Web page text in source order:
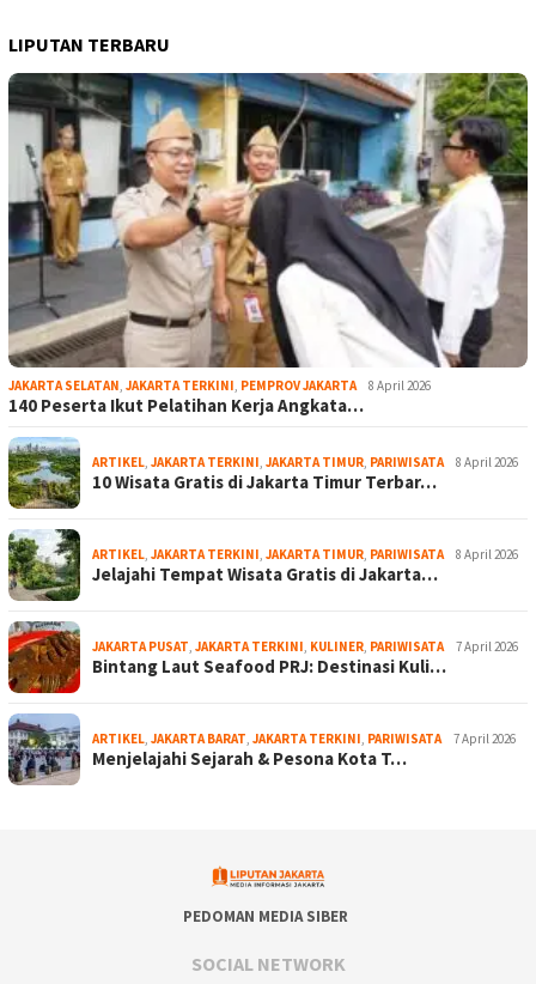
LIPUTAN TERBARU
JAKARTA SELATAN, JAKARTA TERKINI, PEMPROV JAKARTA 8 April 2026
140 Peserta Ikut Pelatihan Kerja Angkata…
ARTIKEL, JAKARTA TERKINI, JAKARTA TIMUR, PARIWISATA 8 April 2026
10 Wisata Gratis di Jakarta Timur Terbar…
ARTIKEL, JAKARTA TERKINI, JAKARTA TIMUR, PARIWISATA 8 April 2026
Jelajahi Tempat Wisata Gratis di Jakarta…
JAKARTA PUSAT, JAKARTA TERKINI, KULINER, PARIWISATA 7 April 2026
Bintang Laut Seafood PRJ: Destinasi Kuli…
ARTIKEL, JAKARTA BARAT, JAKARTA TERKINI, PARIWISATA 7 April 2026
Menjelajahi Sejarah & Pesona Kota T…
PEDOMAN MEDIA SIBER
SOCIAL NETWORK